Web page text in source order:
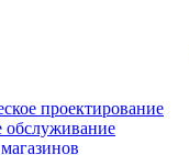
проектирование
обслуживание